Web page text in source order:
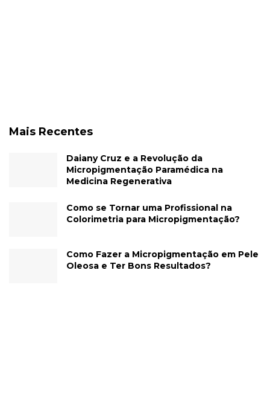
Mais Recentes
Daiany Cruz e a Revolução da
Micropigmentação Paramédica na
Medicina Regenerativa
Como se Tornar uma Profissional na
Colorimetria para Micropigmentação?
Como Fazer a Micropigmentação em Pele
Oleosa e Ter Bons Resultados?